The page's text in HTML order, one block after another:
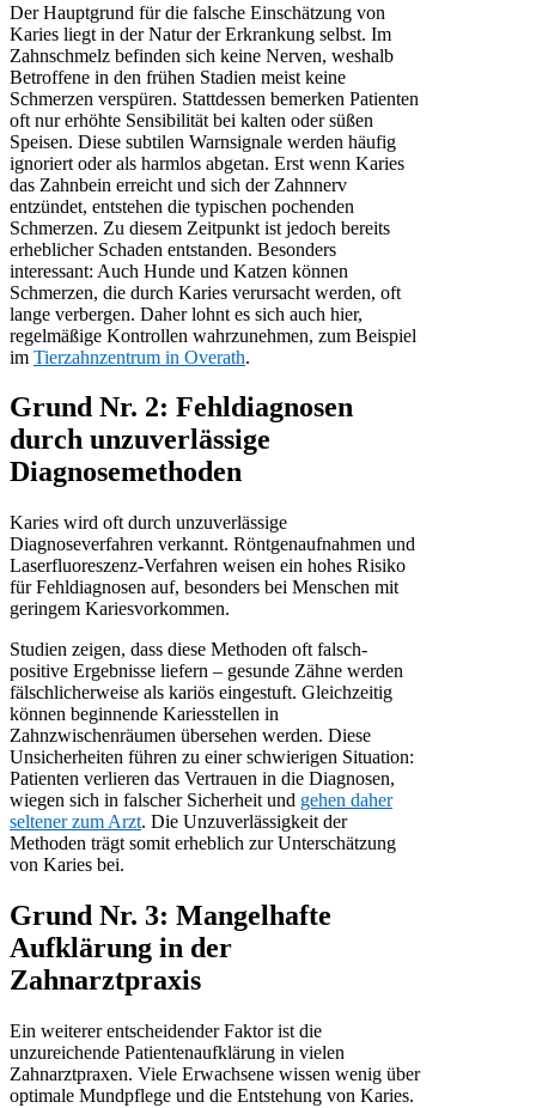
Der Hauptgrund für die falsche Einschätzung von
Karies liegt in der Natur der Erkrankung selbst. Im
Zahnschmelz befinden sich keine Nerven, weshalb
Betroffene in den frühen Stadien meist keine
Schmerzen verspüren. Stattdessen bemerken Patienten
oft nur erhöhte Sensibilität bei kalten oder süßen
Speisen. Diese subtilen Warnsignale werden häufig
ignoriert oder als harmlos abgetan. Erst wenn Karies
das Zahnbein erreicht und sich der Zahnnerv
entzündet, entstehen die typischen pochenden
Schmerzen. Zu diesem Zeitpunkt ist jedoch bereits
erheblicher Schaden entstanden. Besonders
interessant: Auch Hunde und Katzen können
Schmerzen, die durch Karies verursacht werden, oft
lange verbergen. Daher lohnt es sich auch hier,
regelmäßige Kontrollen wahrzunehmen, zum Beispiel
im Tierzahnzentrum in Overath.
Grund Nr. 2: Fehldiagnosen
durch unzuverlässige
Diagnosemethoden
Karies wird oft durch unzuverlässige
Diagnoseverfahren verkannt. Röntgenaufnahmen und
Laserfluoreszenz-Verfahren weisen ein hohes Risiko
für Fehldiagnosen auf, besonders bei Menschen mit
geringem Kariesvorkommen.
Studien zeigen, dass diese Methoden oft falsch-
positive Ergebnisse liefern – gesunde Zähne werden
fälschlicherweise als kariös eingestuft. Gleichzeitig
können beginnende Kariesstellen in
Zahnzwischenräumen übersehen werden. Diese
Unsicherheiten führen zu einer schwierigen Situation:
Patienten verlieren das Vertrauen in die Diagnosen,
wiegen sich in falscher Sicherheit und gehen daher
seltener zum Arzt. Die Unzuverlässigkeit der
Methoden trägt somit erheblich zur Unterschätzung
von Karies bei.
Grund Nr. 3: Mangelhafte
Aufklärung in der
Zahnarztpraxis
Ein weiterer entscheidender Faktor ist die
unzureichende Patientenaufklärung in vielen
Zahnarztpraxen. Viele Erwachsene wissen wenig über
optimale Mundpflege und die Entstehung von Karies.